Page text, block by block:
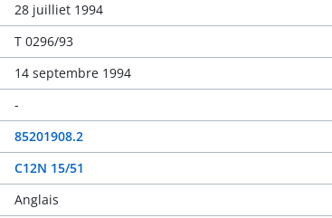
28 juilliet 1994
T 0296/93
14 septembre 1994
-
85201908.2
C12N 15/51
Anglais